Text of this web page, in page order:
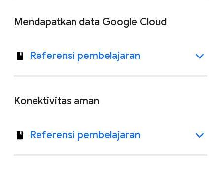
Mendapatkan data Google Cloud
Referensi pembelajaran
Konektivitas aman
Referensi pembelajaran